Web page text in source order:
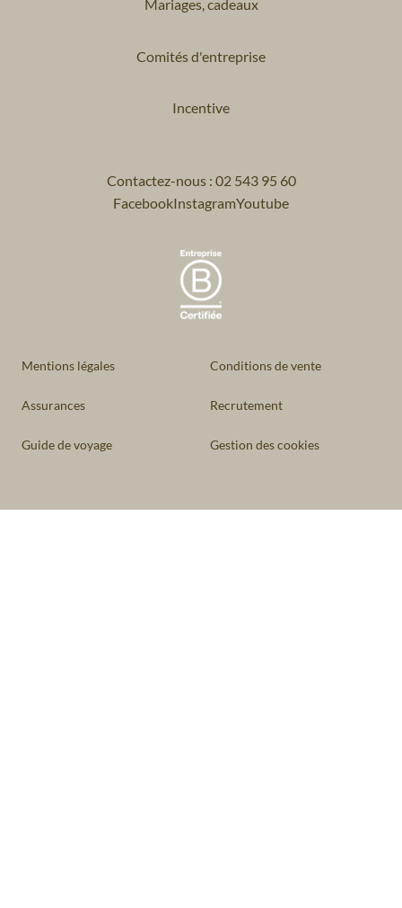
Mariages, cadeaux
Comités d'entreprise
Incentive
Contactez-nous : 02 543 95 60
FacebookInstagramYoutube
Mentions légales Conditions de vente
Assurances Recrutement
Guide de voyage Gestion des cookies